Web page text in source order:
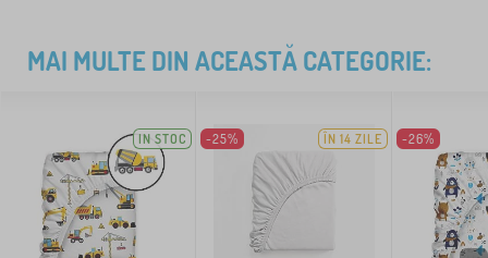
MAI MULTE DIN ACEASTĂ CATEGORIE:
IN STOC -25% ÎN 14 ZILE -26%